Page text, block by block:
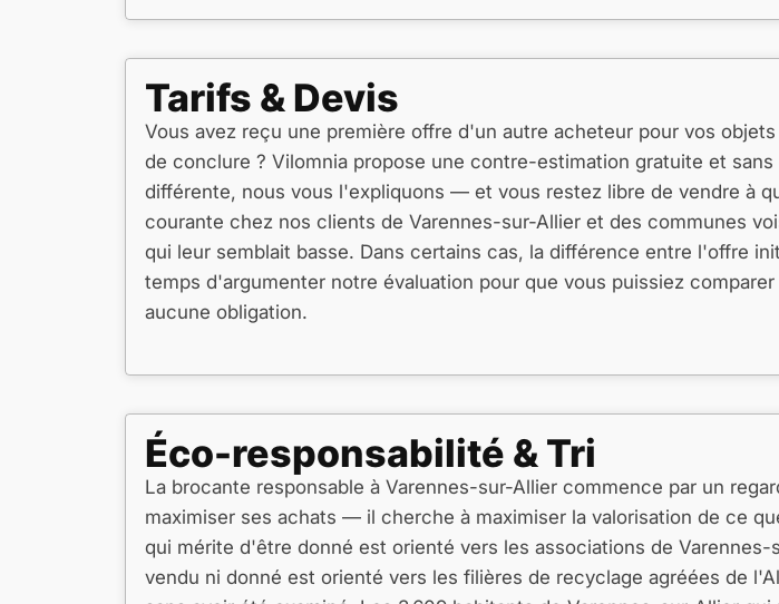
Tarifs & Devis
Vous avez reçu une première offre d'un autre acheteur pour vos
de conclure ? Vilomnia propose une contre-estimation gratuite et
différente, nous vous l'expliquons — et vous restez libre de vendre à
courante chez nos clients de Varennes-sur-Allier et des communes
qui leur semblait basse. Dans certains cas, la différence entre l'offre
temps d'argumenter notre évaluation pour que vous puissiez
aucune obligation.
Éco-responsabilité & Tri
La brocante responsable à Varennes-sur-Allier commence par un
maximiser ses achats — il cherche à maximiser la valorisation de ce
qui mérite d'être donné est orienté vers les associations de
vendu ni donné est orienté vers les filières de recyclage agréées de